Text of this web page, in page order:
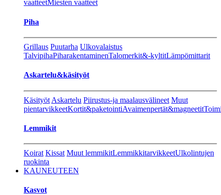
vaatteetMiesten vaatteet
Piha
Grillaus Puutarha Ulkovalaistus
TalvipihaPiharakentaminenTalomerkit&-kyltitLämpömittarit
Askartelu&käsityöt
Käsityöt Askartelu Piirustus-ja maalausvälineet Muut
pientarvikkeetKortit&paketointiAvaimenpertät&magneetit
Lemmikit
Koirat Kissat Muut lemmikitLemmikkitarvikkeetUlkolintujen
ruokinta
KAUNEUTEEN
Kasvot